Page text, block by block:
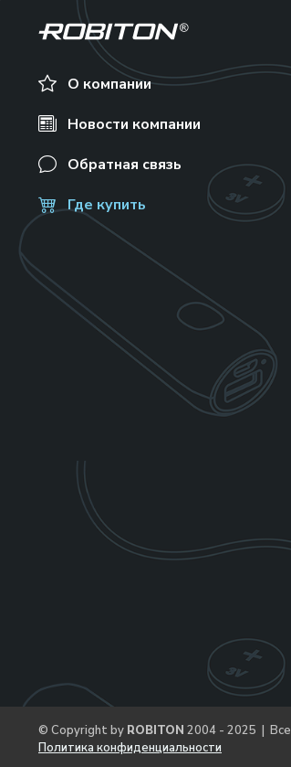
О компании
Новости компании
Обратная связь
Где купить
© Copyright by ROBITON 2004 - 2025 | Все
Политика конфиденциальности